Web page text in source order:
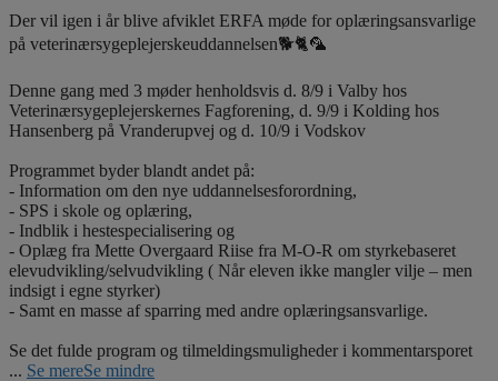
Der vil igen i år blive afviklet ERFA møde for oplæringsansvarlige
på veterinærsygeplejerskeuddannelsen🐕🐈🦜
Denne gang med 3 møder henholdsvis d. 8/9 i Valby hos
Veterinærsygeplejerskernes Fagforening, d. 9/9 i Kolding hos
Hansenberg på Vranderupvej og d. 10/9 i Vodskov
Programmet byder blandt andet på:
- Information om den nye uddannelsesforordning,
- SPS i skole og oplæring,
- Indblik i hestespecialisering og
- Oplæg fra Mette Overgaard Riise fra M-O-R om styrkebaseret
elevudvikling/selvudvikling ( Når eleven ikke mangler vilje – men
indsigt i egne styrker)
- Samt en masse af sparring med andre oplæringsansvarlige.
Se det fulde program og tilmeldingsmuligheder i kommentarsporet
... Se mereSe mindre